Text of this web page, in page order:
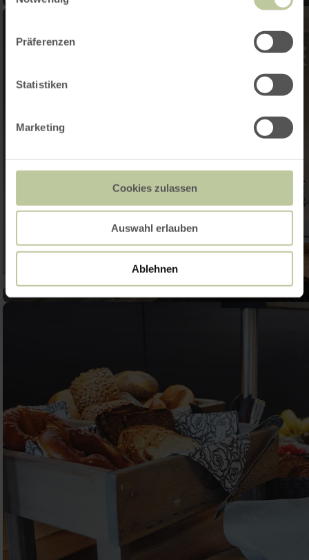
Präferenzen
Statistiken
Marketing
Cookies zulassen
Auswahl erlauben
Ablehnen